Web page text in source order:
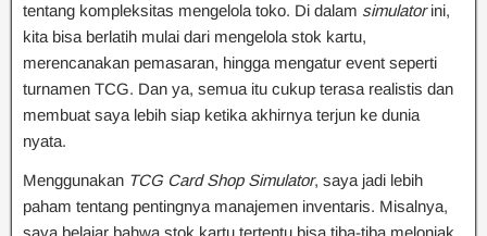
tentang kompleksitas mengelola toko. Di dalam simulatorini,
kita bisa berlatih mulai dari mengelola stok kartu,
merencanakan pemasaran, hingga mengatur event seperti
turnamen TCG. Dan ya, semua itu cukup terasa realistis dan
membuat saya lebih siap ketika akhirnya terjun ke dunia
nyata.
Menggunakan TCG Card Shop Simulator, saya jadi lebih
paham tentang pentingnya manajemen inventaris. Misalnya,